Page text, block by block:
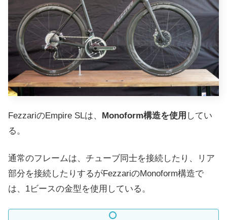
FezzariのEmpire SLは、 Monoform構造を使用 してい
る。
通常のフレームは、チューブ同士を接続したり、リア
部分を接続したりするがFezzariのMonoform構造で
は、1ビースの金型を使用している。